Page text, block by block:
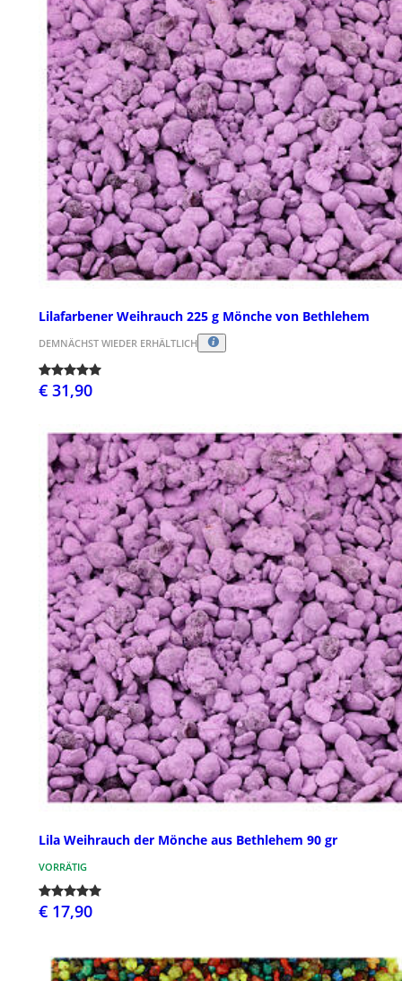
Lilafarbener Weihrauch 225 g Mönche von Bethlehem
DEMNÄCHST WIEDER ERHÄLTLICH
€ 31,90
Lila Weihrauch der Mönche aus Bethlehem 90 gr
VORRÄTIG
€ 17,90